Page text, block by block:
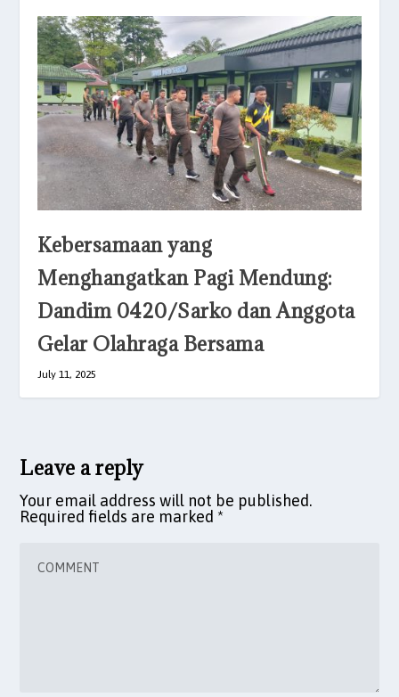
Kebersamaan yang
Menghangatkan Pagi Mendung:
Dandim 0420/Sarko dan Anggota
Gelar Olahraga Bersama
July 11, 2025
Leave a reply
Your email address will not be published.
Required fields are marked *